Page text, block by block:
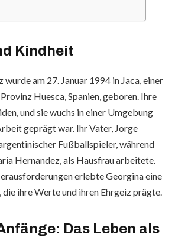
Kindheit
am 27. Januar 1994 in Jaca, einer
Huesca, Spanien, geboren. Ihre
und sie wuchs in einer Umgebung
geprägt war. Ihr Vater, Jorge
Fußballspieler, während
Hernandez, als Hausfrau arbeitete.
erlebte Georgina eine
ihre Werte und ihren Ehrgeiz prägte.
Das Leben als